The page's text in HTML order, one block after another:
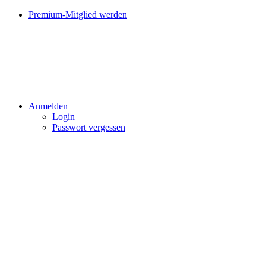
Premium-Mitglied werden
Anmelden
Login
Passwort vergessen